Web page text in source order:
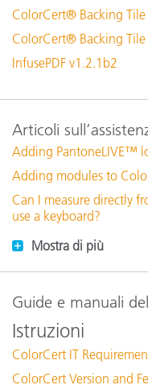
ColorCert® Backing Tile
ColorCert® Backing Tile
InfusePDF v1.2.1b2
Articoli
Adding PantoneLIVE™
Adding modules to
Can I measure directly
use a keyboard?
Mostra di più
Guide e manuali
Istruzioni
ColorCert IT
ColorCert Version and